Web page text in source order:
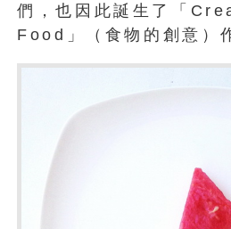
們，也因此誕生了「
Food」（食物的創意）